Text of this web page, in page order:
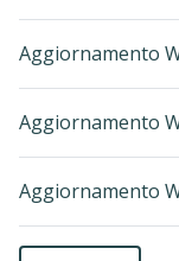
Aggiornamento
Aggiornamento
Aggiornamento